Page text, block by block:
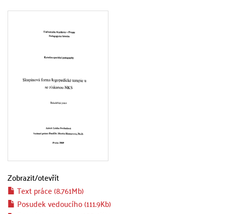
Zobrazit/otevřít
Text práce (8.761Mb)
Posudek vedoucího (111.9Kb)